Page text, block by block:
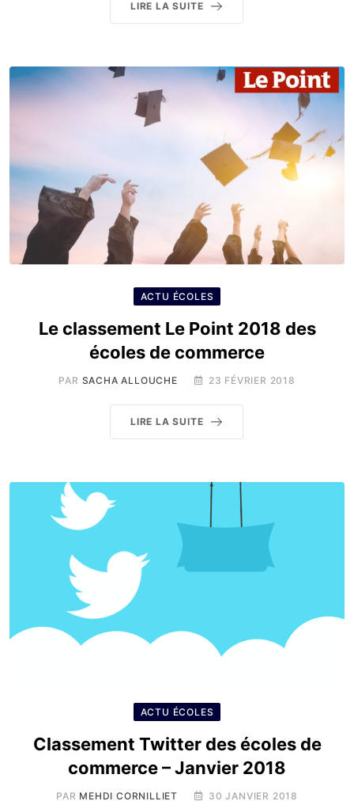
LIRE LA SUITE
ACTU ÉCOLES
Le classement Le Point 2018 des
écoles de commerce
PAR SACHA ALLOUCHE 23 FÉVRIER 2018
LIRE LA SUITE
ACTU ÉCOLES
Classement Twitter des écoles de
commerce – Janvier 2018
PAR MEHDI CORNILLIET 30 JANVIER 2018